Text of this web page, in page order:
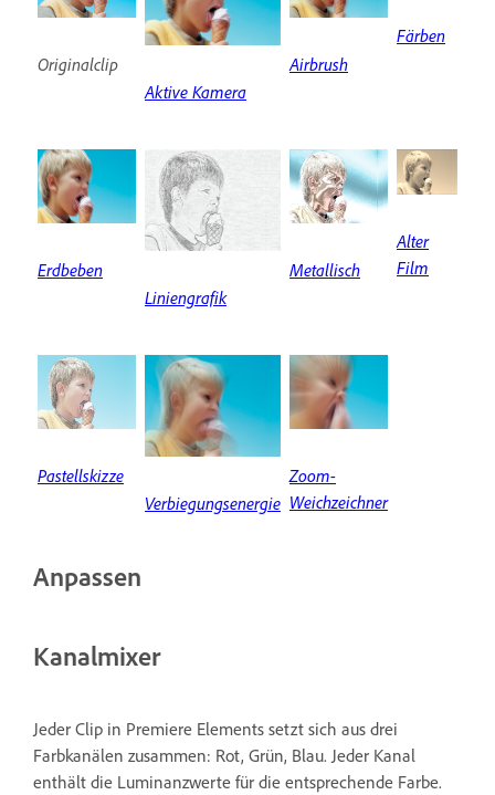
Originalclip
Aktive Kamera
Airbrush
Färben
Erdbeben
Liniengrafik
Metallisch
Alter
Film
Pastellskizze
Verbiegungsenergie
Zoom-
Weichzeichner
Anpassen
Kanalmixer
Jeder Clip in Premiere Elements setzt sich aus drei
Farbkanälen zusammen: Rot, Grün, Blau. Jeder Kanal
enthält die Luminanzwerte für die entsprechende Farbe.